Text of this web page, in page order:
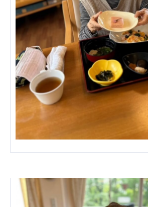
洛桂の郷
桂寿の郷
訪問看護ステーション秋桜
上桂の郷
ファミリエール吉祥院
教育（共に生きる仲間達）
学校法人明星学園 関東福祉専門
国際医療専門学校
明星幼稚園 志学会高等学校
特定非営利活動法人アート応援隊
その他